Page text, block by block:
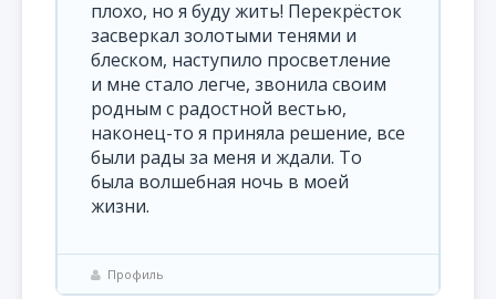
плохо, но я буду жить! Перекрёсток
засверкал золотыми тенями и
блеском, наступило просветление
и мне стало легче, звонила своим
родным с радостной вестью,
наконец-то я приняла решение, все
были рады за меня и ждали. То
была волшебная ночь в моей
жизни.
Профиль